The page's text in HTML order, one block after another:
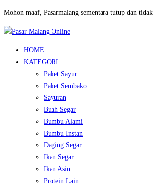
Mohon maaf, Pasarmalang sementara tutup dan
HOME
KATEGORI
Paket Sayur
Paket Sembako
Sayuran
Buah Segar
Bumbu Alami
Bumbu Instan
Daging Segar
Ikan Segar
Ikan Asin
Protein Lain